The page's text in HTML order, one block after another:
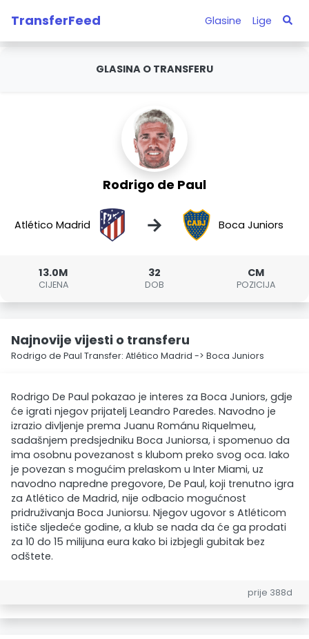
TransferFeed Glasine Lige
GLASINA O TRANSFERU
Rodrigo de Paul
Atlético Madrid → Boca Juniors
13.0M
CIJENA
32
DOB
CM
POZICIJA
Najnovije vijesti o transferu
Rodrigo de Paul Transfer: Atlético Madrid -> Boca Juniors
Rodrigo De Paul pokazao je interes za Boca Juniors, gdje
će igrati njegov prijatelj Leandro Paredes. Navodno je
izrazio divljenje prema Juanu Románu Riquelmeu,
sadašnjem predsjedniku Boca Juniorsa, i spomenuo da
ima osobnu povezanost s klubom preko svog oca. Iako
je povezan s mogućim prelaskom u Inter Miami, uz
navodno napredne pregovore, De Paul, koji trenutno igra
za Atlético de Madrid, nije odbacio mogućnost
pridruživanja Boca Juniorsu. Njegov ugovor s Atléticom
ističe sljedeće godine, a klub se nada da će ga prodati
za 10 do 15 milijuna eura kako bi izbjegli gubitak bez
odštete.
prije 388d